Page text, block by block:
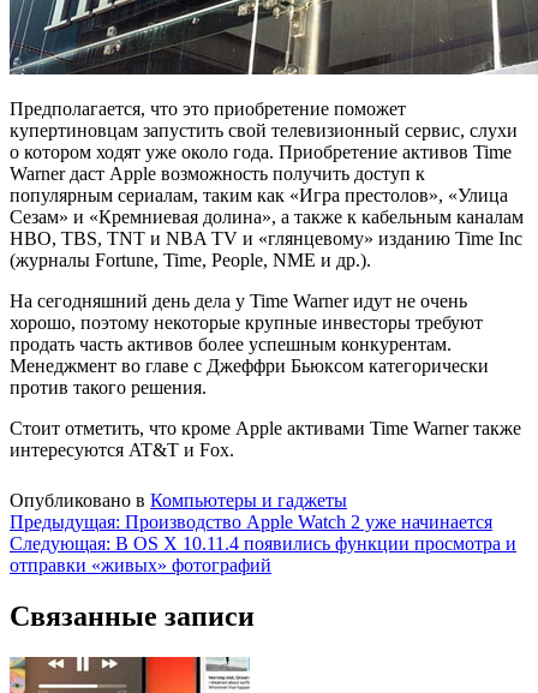
Предполагается, что это приобретение поможет
купертиновцам запустить свой телевизионный сервис, слухи
о котором ходят уже около года. Приобретение активов Time
Warner даст Apple возможность получить доступ к
популярным сериалам, таким как «Игра престолов», «Улица
Сезам» и «Кремниевая долина», а также к кабельным каналам
HBO, TBS, TNT и NBA TV и «глянцевому» изданию Time Inc
(журналы Fortune, Time, People, NME и др.).
На сегодняшний день дела у Time Warner идут не очень
хорошо, поэтому некоторые крупные инвесторы требуют
продать часть активов более успешным конкурентам.
Менеджмент во главе с Джеффри Бьюксом категорически
против такого решения.
Стоит отметить, что кроме Apple активами Time Warner также
интересуются AT&T и Fox.
Опубликовано в Компьютеры и гаджеты
Навигация
по
Предыдущая: Производство Apple Watch 2 уже начинается
Следующая: В OS X 10.11.4 появились функции просмотра и
отправки «живых» фотографий
Связанные записи